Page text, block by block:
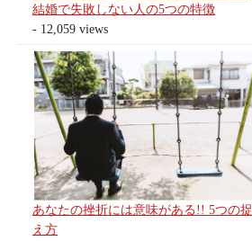
結婚で失敗しない人の5つの特徴
- 12,059 views
あなたの挫折には意味がある!! 5つの捉
え方